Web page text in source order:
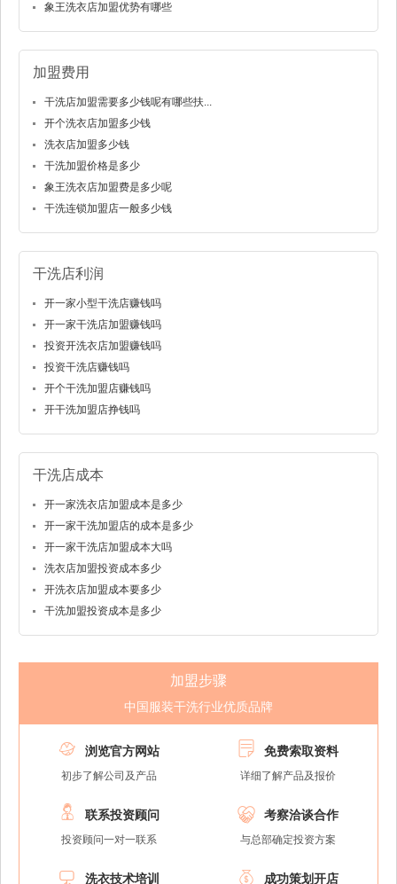
象王洗衣店加盟优势有哪些
加盟费用
干洗店加盟需要多少钱呢有哪些扶...
开个洗衣店加盟多少钱
洗衣店加盟多少钱
干洗加盟价格是多少
象王洗衣店加盟费是多少呢
干洗连锁加盟店一般多少钱
干洗店利润
开一家小型干洗店赚钱吗
开一家干洗店加盟赚钱吗
投资开洗衣店加盟赚钱吗
投资干洗店赚钱吗
开个干洗加盟店赚钱吗
开干洗加盟店挣钱吗
干洗店成本
开一家洗衣店加盟成本是多少
开一家干洗加盟店的成本是多少
开一家干洗店加盟成本大吗
洗衣店加盟投资成本多少
开洗衣店加盟成本要多少
干洗加盟投资成本是多少
加盟步骤
中国服装干洗行业优质品牌
 浏览官方网站
初步了解公司及产品
 免费索取资料
详细了解产品及报价
 联系投资顾问
投资顾问一对一联系
 考察洽谈合作
与总部确定投资方案
 洗衣技术培训  成功策划开店